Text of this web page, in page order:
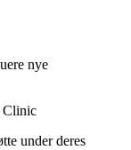
nye
Clinic
under deres